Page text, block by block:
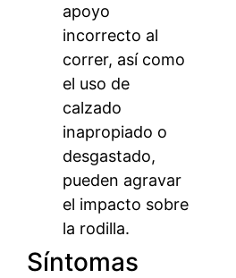
apoyo
incorrecto al
correr, así como
el uso de
calzado
inapropiado o
desgastado,
pueden agravar
el impacto sobre
la rodilla.
Síntomas